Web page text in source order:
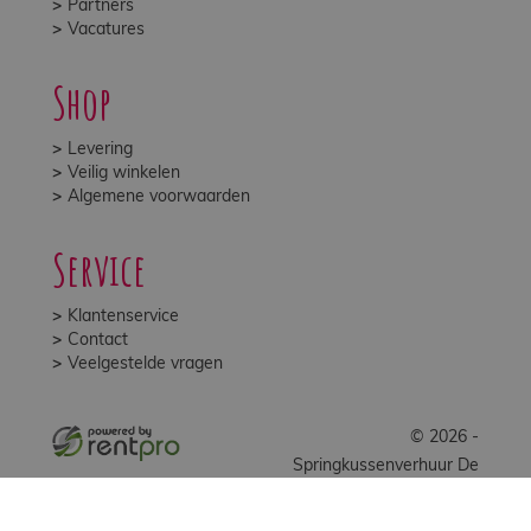
Partners
Vacatures
Shop
Levering
Veilig winkelen
Algemene voorwaarden
Service
Klantenservice
Contact
Veelgestelde vragen
© 2026 -
Springkussenverhuur De